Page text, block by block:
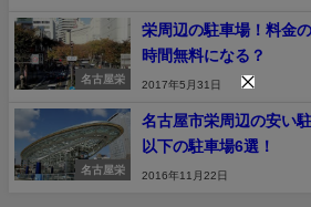
名古屋栄
栄周辺の駐車場！料金
時間無料になる？
2017年5月31日
名古屋栄
名古屋市栄周辺の安い
以下の駐車場6選！
2016年11月22日